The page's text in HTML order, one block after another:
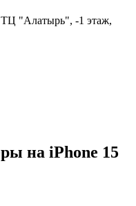
ТЦ "Алатырь", -1 этаж,
на iPhone 15